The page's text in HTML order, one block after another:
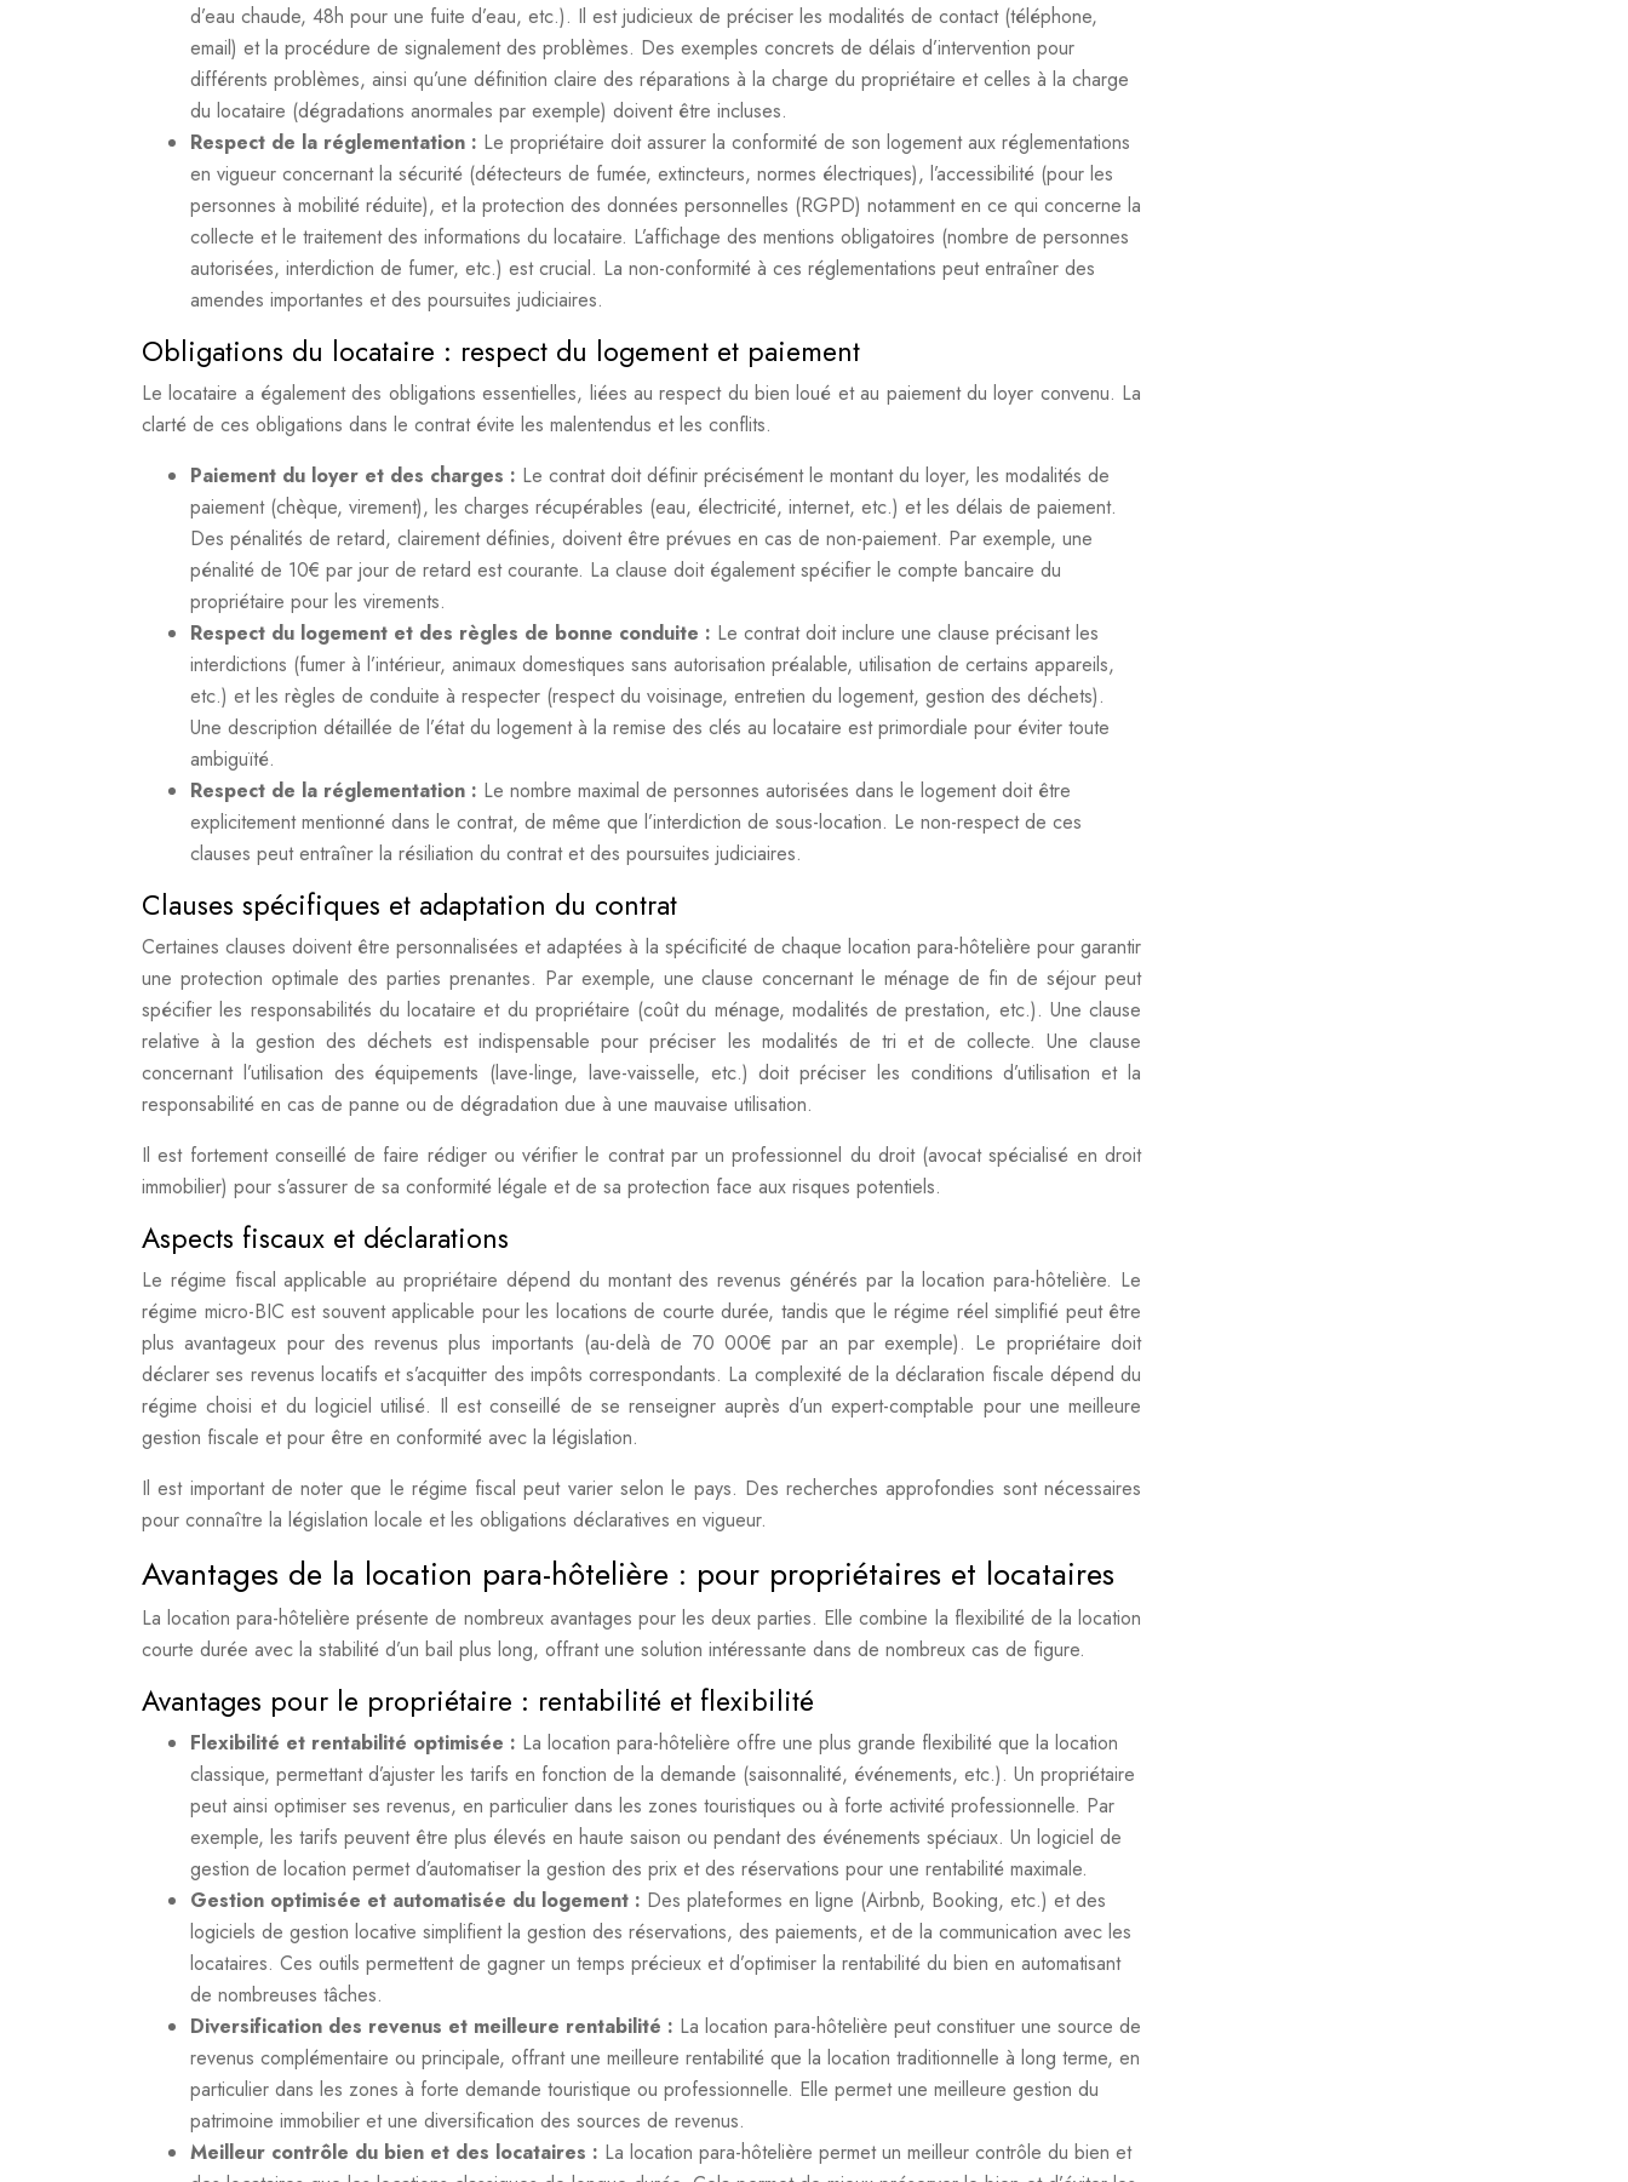
d’eau chaude, 48h pour une fuite d’eau, etc.). Il est judicieux de préciser les modalités de contact (téléphone,
email) et la procédure de signalement des problèmes. Des exemples concrets de délais d’intervention pour
différents problèmes, ainsi qu’une définition claire des réparations à la charge du propriétaire et celles à la charge
du locataire (dégradations anormales par exemple) doivent être incluses.
Respect de la réglementation : Le propriétaire doit assurer la conformité de son logement aux réglementations
en vigueur concernant la sécurité (détecteurs de fumée, extincteurs, normes électriques), l’accessibilité (pour les
personnes à mobilité réduite), et la protection des données personnelles (RGPD) notamment en ce qui concerne la
collecte et le traitement des informations du locataire. L’affichage des mentions obligatoires (nombre de personnes
autorisées, interdiction de fumer, etc.) est crucial. La non-conformité à ces réglementations peut entraîner des
amendes importantes et des poursuites judiciaires.
Obligations du locataire : respect du logement et paiement
Le locataire a également des obligations essentielles, liées au respect du bien loué et au paiement du loyer convenu. La
clarté de ces obligations dans le contrat évite les malentendus et les conflits.
Paiement du loyer et des charges : Le contrat doit définir précisément le montant du loyer, les modalités de
paiement (chèque, virement), les charges récupérables (eau, électricité, internet, etc.) et les délais de paiement.
Des pénalités de retard, clairement définies, doivent être prévues en cas de non-paiement. Par exemple, une
pénalité de 10€ par jour de retard est courante. La clause doit également spécifier le compte bancaire du
propriétaire pour les virements.
Respect du logement et des règles de bonne conduite : Le contrat doit inclure une clause précisant les
interdictions (fumer à l’intérieur, animaux domestiques sans autorisation préalable, utilisation de certains appareils,
etc.) et les règles de conduite à respecter (respect du voisinage, entretien du logement, gestion des déchets).
Une description détaillée de l’état du logement à la remise des clés au locataire est primordiale pour éviter toute
ambiguïté.
Respect de la réglementation : Le nombre maximal de personnes autorisées dans le logement doit être
explicitement mentionné dans le contrat, de même que l’interdiction de sous-location. Le non-respect de ces
clauses peut entraîner la résiliation du contrat et des poursuites judiciaires.
Clauses spécifiques et adaptation du contrat
Certaines clauses doivent être personnalisées et adaptées à la spécificité de chaque location para-hôtelière pour garantir
une protection optimale des parties prenantes. Par exemple, une clause concernant le ménage de fin de séjour peut
spécifier les responsabilités du locataire et du propriétaire (coût du ménage, modalités de prestation, etc.). Une clause
relative à la gestion des déchets est indispensable pour préciser les modalités de tri et de collecte. Une clause
concernant l’utilisation des équipements (lave-linge, lave-vaisselle, etc.) doit préciser les conditions d’utilisation et la
responsabilité en cas de panne ou de dégradation due à une mauvaise utilisation.
Il est fortement conseillé de faire rédiger ou vérifier le contrat par un professionnel du droit (avocat spécialisé en droit
immobilier) pour s’assurer de sa conformité légale et de sa protection face aux risques potentiels.
Aspects fiscaux et déclarations
Le régime fiscal applicable au propriétaire dépend du montant des revenus générés par la location para-hôtelière. Le
régime micro-BIC est souvent applicable pour les locations de courte durée, tandis que le régime réel simplifié peut être
plus avantageux pour des revenus plus importants (au-delà de 70 000€ par an par exemple). Le propriétaire doit
déclarer ses revenus locatifs et s’acquitter des impôts correspondants. La complexité de la déclaration fiscale dépend du
régime choisi et du logiciel utilisé. Il est conseillé de se renseigner auprès d’un expert-comptable pour une meilleure
gestion fiscale et pour être en conformité avec la législation.
Il est important de noter que le régime fiscal peut varier selon le pays. Des recherches approfondies sont nécessaires
pour connaître la législation locale et les obligations déclaratives en vigueur.
Avantages de la location para-hôtelière : pour propriétaires et locataires
La location para-hôtelière présente de nombreux avantages pour les deux parties. Elle combine la flexibilité de la location
courte durée avec la stabilité d’un bail plus long, offrant une solution intéressante dans de nombreux cas de figure.
Avantages pour le propriétaire : rentabilité et flexibilité
Flexibilité et rentabilité optimisée : La location para-hôtelière offre une plus grande flexibilité que la location
classique, permettant d’ajuster les tarifs en fonction de la demande (saisonnalité, événements, etc.). Un propriétaire
peut ainsi optimiser ses revenus, en particulier dans les zones touristiques ou à forte activité professionnelle. Par
exemple, les tarifs peuvent être plus élevés en haute saison ou pendant des événements spéciaux. Un logiciel de
gestion de location permet d’automatiser la gestion des prix et des réservations pour une rentabilité maximale.
Gestion optimisée et automatisée du logement : Des plateformes en ligne (Airbnb, Booking, etc.) et des
logiciels de gestion locative simplifient la gestion des réservations, des paiements, et de la communication avec les
locataires. Ces outils permettent de gagner un temps précieux et d’optimiser la rentabilité du bien en automatisant
de nombreuses tâches.
Diversification des revenus et meilleure rentabilité : La location para-hôtelière peut constituer une source de
revenus complémentaire ou principale, offrant une meilleure rentabilité que la location traditionnelle à long terme, en
particulier dans les zones à forte demande touristique ou professionnelle. Elle permet une meilleure gestion du
patrimoine immobilier et une diversification des sources de revenus.
Meilleur contrôle du bien et des locataires : La location para-hôtelière permet un meilleur contrôle du bien et